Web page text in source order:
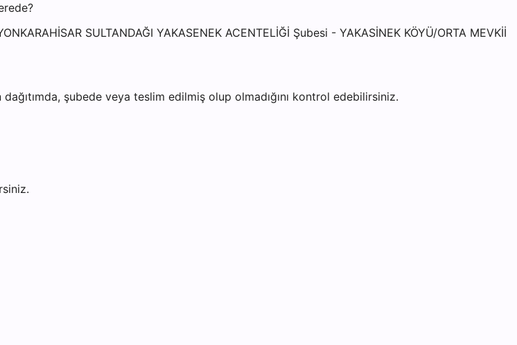
SULTANDAĞI YAKASENEK ACENTELİĞİ Şubesi - YAKASİNEK KÖYÜ/ORTA MEVKİİ
şubede veya teslim edilmiş olup olmadığını kontrol edebilirsiniz.